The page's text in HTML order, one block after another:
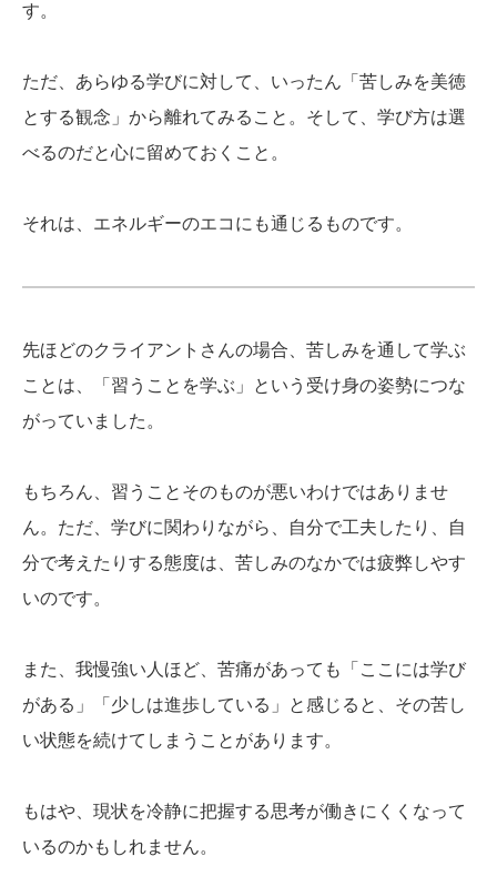
す。
ただ、あらゆる学びに対して、いったん「苦しみを美徳
とする観念」から離れてみること。そして、学び方は選
べるのだと心に留めておくこと。
それは、エネルギーのエコにも通じるものです。
先ほどのクライアントさんの場合、苦しみを通して学ぶ
ことは、「習うことを学ぶ」という受け身の姿勢につな
がっていました。
もちろん、習うことそのものが悪いわけではありませ
ん。ただ、学びに関わりながら、自分で工夫したり、自
分で考えたりする態度は、苦しみのなかでは疲弊しやす
いのです。
また、我慢強い人ほど、苦痛があっても「ここには学び
がある」「少しは進歩している」と感じると、その苦し
い状態を続けてしまうことがあります。
もはや、現状を冷静に把握する思考が働きにくくなって
いるのかもしれません。